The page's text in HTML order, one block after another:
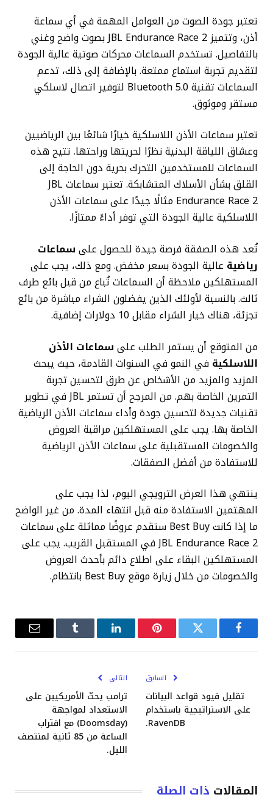
تعتبر جودة الصوت من العوامل المهمة في أي سماعة
أذن، وتتميز JBL Endurance Race 2 بصوت واضح وغني
بالتفاصيل. تستخدم السماعات محركات صوتية عالية الجودة
لتقديم تجربة استماع ممتعة. بالإضافة إلى ذلك، تدعم
السماعات تقنية Bluetooth 5.0 لتوفير اتصال لاسلكي
مستقر وموثوق.
تعتبر سماعات الأذن اللاسلكية خيارًا شائعًا بين الرياضيين
وعشاق اللياقة البدنية نظرًا لحريتها وراحتها. تتيح هذه
السماعات للمستخدمين التحرك بحرية دون الحاجة إلى
القلق بشأن الأسلاك المتشابكة. تعتبر سماعات JBL
Endurance Race 2 مثالًا جيدًا على سماعات الأذن
اللاسلكية عالية الجودة التي توفر أداءً ممتازًا.
تُعد هذه الصفقة فرصة جيدة للحصول على سماعات
رياضية عالية الجودة بسعر مخفض. ومع ذلك، يجب على
المستهلكين ملاحظة أن السماعات تُباع من قبل بائع طرف
ثالث. بالنسبة لأولئك الذين يفضلون الشراء مباشرة من بائع
تجزئة، هناك خيار الشراء مقابل 10 دولارات إضافية.
من المتوقع أن يستمر الطلب على سماعات الأذن
اللاسلكية في النمو في السنوات القادمة، حيث يبحث
المزيد والمزيد من الأشخاص عن طرق لتحسين تجربة
التمرين الخاصة بهم. من المرجح أن تستمر JBL في تطوير
تقنيات جديدة لتحسين جودة وأداء سماعات الأذن الرياضية
الخاصة بها. يجب على المستهلكين مراقبة العروض
والخصومات المستقبلية على سماعات الأذن الرياضية
للاستفادة من أفضل الصفقات.
ينتهي هذا العرض الترويجي اليوم، لذا يجب على
المهتمين الاستفادة منه قبل انتهاء المدة. من غير الواضح
ما إذا كانت Best Buy ستقدم عروضًا مماثلة على سماعات
JBL Endurance Race 2 في المستقبل القريب. يجب على
المستهلكين البقاء على اطلاع دائم بأحدث العروض
والخصومات من خلال زيارة موقع Best Buy بانتظام.
فيسبوكتويتر بينتيريستلينكدإن Tumblrالبريد
السابق
تقليل قيود قواعد البيانات
على الاستراتيجية باستخدام
RavenDB.
التالي
ترامب يحثّ الأمريكيين على
الاستعداد لمواجهة
(Doomsday) مع اقتراب
الساعة من 85 ثانية لمنتصف
الليل.
المقالات ذات الصلة